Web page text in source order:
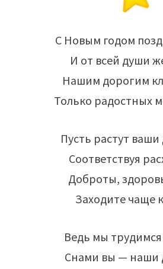
С Новым годом
И от всей души
Нашим дорогим
Только радостных
Пусть растут
Соответствуя
Доброты,
Заходите чаще
Ведь мы трудимся
Снами вы — наши